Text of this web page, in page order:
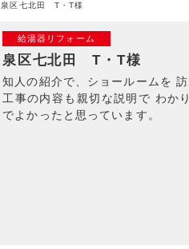
泉区七北田 T・T様
給湯器リフォーム
泉区七北田 T・T様
知人の紹介で、ショールームを 訪
工事の内容も親切な説明で わか
でよかったと思っています。